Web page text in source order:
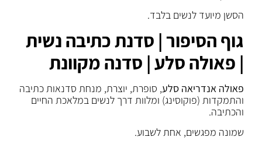
הסשן מיועד לנשים בלבד.
גוף הסיפור | סדנת כתיבה נשית
| פאולה סלע | סדנה מקוונת
פאולה אנדריאה סלע, סופרת, יוצרת, מנחת סדנאות כתיבה
והתמקדות (פוקוסינג) ומלוות דרך לנשים במלאכת החיים
והכתיבה.
שמונה מפגשים, אחת לשבוע.